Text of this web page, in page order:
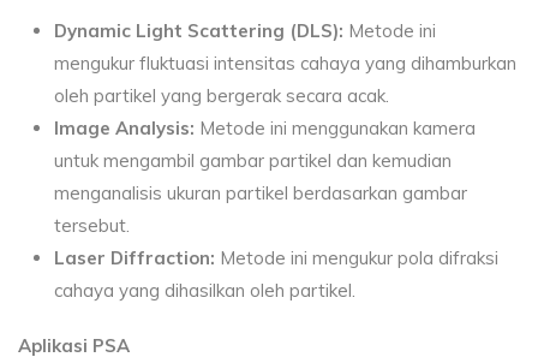
Dynamic Light Scattering (DLS): Metode ini
mengukur fluktuasi intensitas cahaya yang dihamburkan
oleh partikel yang bergerak secara acak.
Image Analysis: Metode ini menggunakan kamera
untuk mengambil gambar partikel dan kemudian
menganalisis ukuran partikel berdasarkan gambar
tersebut.
Laser Diffraction: Metode ini mengukur pola difraksi
cahaya yang dihasilkan oleh partikel.
Aplikasi PSA